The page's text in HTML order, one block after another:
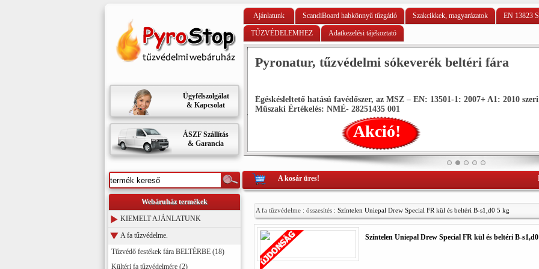
Ajánlatunk ScandiBoard habkönnyű tűzgátló Szakcikkek, magyarázatok EN 13823
TŰZVÉDELEMHEZ Adatkezelési tájékoztató
Ügyfélszolgálat
& Kapcsolat
ÁSZF Szállítás
& Garancia
Pyronatur, tűzvédelmi sókeverék beltéri fára
Égéskésleltető hatású favédőszer, az MSZ – EN: 13501-1: 2007+ A1: 2010
Műszaki Értékelés: NMÉ- 28251435 001
Akció!
A kosár üres!
Webáruház termékek
KIEMELT AJÁNLATUNK
A fa tűzvédelme.
Tűzvédő festékek fára BELTÉRBE (18)
Kültéri fa tűzvédelmére (2)
A fa tűzvédelme : összesítés : Színtelen Uniepal Drew Special FR kül és beltéri B-s1,d0 5 kg
Színtelen Uniepal Drew Special FR kül és beltéri B-